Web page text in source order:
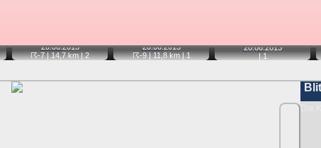
20.06.2013
☈-7| 14,7 km |2
20.06.2013
☈-9| 11,8 km |1
20.06.2013
|1